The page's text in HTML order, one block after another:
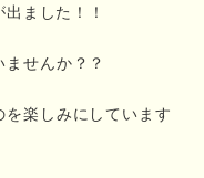
ました！！
せんか？？
楽しみにしています